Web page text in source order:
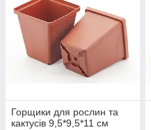
Горщики для рослин та
кактусів 9,5*9,5*11 см